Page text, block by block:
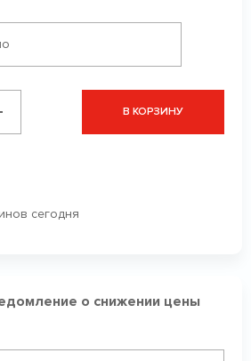
В КОРЗИНУ
сегодня
о снижении цены